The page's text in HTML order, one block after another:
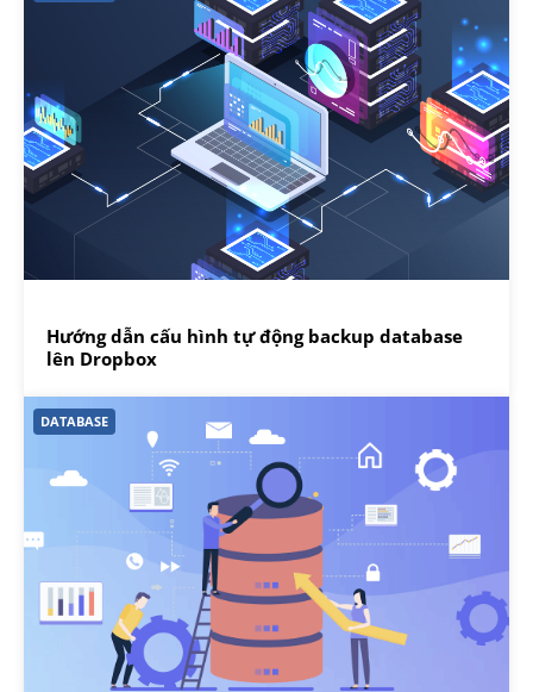
Hướng dẫn cấu hình tự động backup database
lên Dropbox
DATABASE